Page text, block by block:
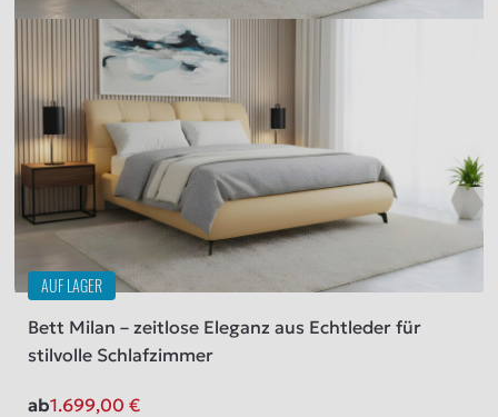
AUF LAGER
Bett Milan – zeitlose Eleganz aus Echtleder für
stilvolle Schlafzimmer
ab1.699,00€